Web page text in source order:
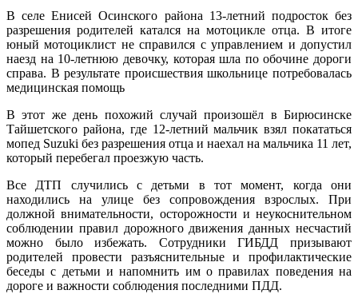
В селе Енисей Осинского района 13-летний подросток без
разрешения родителей катался на мотоцикле отца. В итоге
юный мотоциклист не справился с управлением и допустил
наезд на 10-летнюю девочку, которая шла по обочине дороги
справа. В результате происшествия школьнице потребовалась
медицинская помощь
В этот же день похожий случай произошёл в Бирюсинске
Тайшетского района, где 12-летний мальчик взял покататься
мопед Suzuki без разрешения отца и наехал на мальчика 11 лет,
который перебегал проезжую часть.
Все ДТП случились с детьми в тот момент, когда они
находились на улице без сопровождения взрослых. При
должной внимательности, осторожности и неукоснительном
соблюдении правил дорожного движения данных несчастий
можно было избежать. Сотрудники ГИБДД призывают
родителей провести разъяснительные и профилактические
беседы с детьми и напомнить им о правилах поведения на
дороге и важности соблюдения последними ПДД.